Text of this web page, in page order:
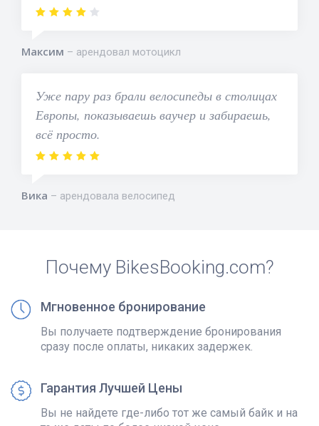
Максим арендовал мотоцикл
Уже пару раз брали велосипеды в столицах
Европы, показываешь ваучер и забираешь,
всё просто.
Вика арендовала велосипед
Почему BikesBooking.com?
Мгновенное бронирование
Вы получаете подтверждение бронирования
сразу после оплаты, никаких задержек.
Гарантия Лучшей Цены
Вы не найдете где-либо тот же самый байк и на